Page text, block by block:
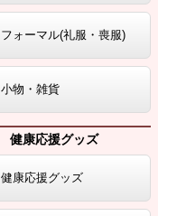
フォーマル(礼服・喪服)
小物・雑貨
健康応援グッズ
健康応援グッズ